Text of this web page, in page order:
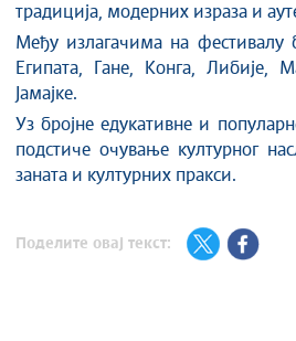
традиција, модерних израза и
Међу излагачима на фестивалу
Египата, Гане, Конга, Либије,
Јамајке.
Уз бројне едукативне и
подстиче очување културног
заната и културних пракси.
Поделите овај текст: